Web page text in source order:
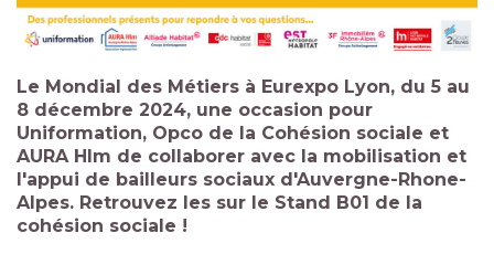
Le Mondial des Métiers à Eurexpo Lyon, du 5 au
8 décembre 2024, une occasion pour
Uniformation, Opco de la Cohésion sociale et
AURA Hlm de collaborer avec la mobilisation et
l'appui de bailleurs sociaux d'Auvergne-Rhone-
Alpes. Retrouvez les sur le Stand B01 de la
cohésion sociale !